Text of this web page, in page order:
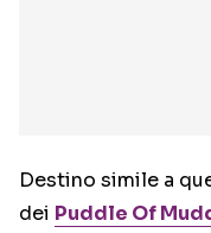
Destino simile a
dei Puddle Of